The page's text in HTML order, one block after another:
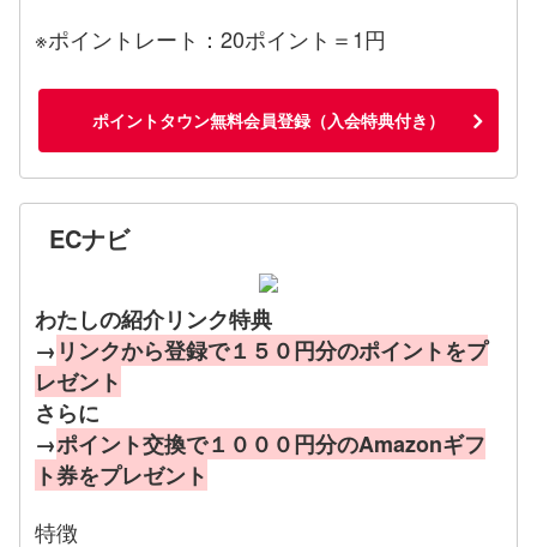
※ポイントレート：20ポイント＝1円
ポイントタウン無料会員登録（入会特典付き）
ECナビ
わたしの紹介リンク特典
→ リンクから登録で１５０円分のポイントをプ
レゼント
さらに
→ポイント交換で１０００円分のAmazonギフ
ト券をプレゼント
特徴